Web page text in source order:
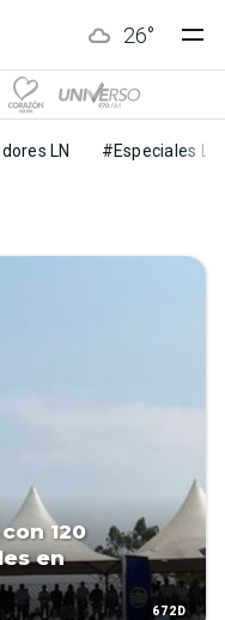
26°
LN #Especiales LN
120
en
672D